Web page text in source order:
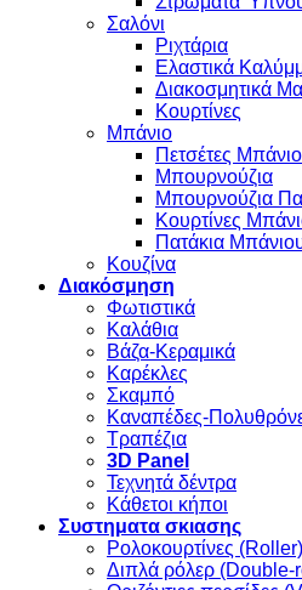
Σαλόνι
Ριχτάρια
Ελαστικά
Διακοσμητικά
Κουρτίνες
Μπάνιο
Πετσέτες
Μπουρνούζια
Μπουρνούζια
Κουρτίνες
Πατάκια
Κουζίνα
Διακόσμηση
Φωτιστικά
Καλάθια
Βάζα-Κεραμικά
Καρέκλες
Σκαμπό
Καναπέδες-
Τραπέζια
3D Panel
Τεχνητά δέντρα
Κάθετοι κήποι
Συστηματα σκιασης
Ρολοκουρτίνες (Roller)
Διπλά ρόλερ (Double-